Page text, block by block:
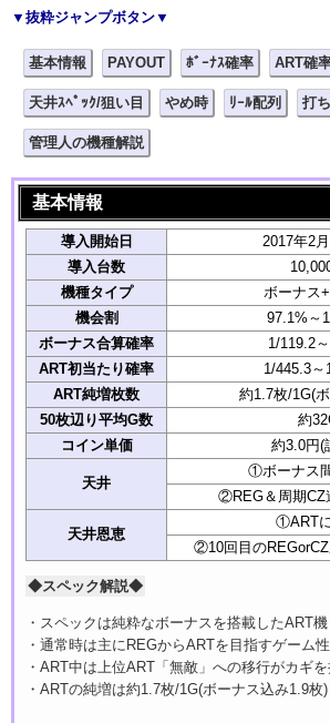
▼抜粋ジャンプボタン▼
基本情報 PAYOUT ﾎﾞｰﾅｽ確率 ART確
天井ｽﾍﾟｯｸ/狙い目 やめ時 ﾘｰﾙ配列 打
管理人の機種解説
基本情報
導入開始日
2017年2
導入台数
機種タイプ
ボーナス
機会割
97.1%～
ボーナス合算確率
1/119.2
ART初当たり確率
1/445.3～
ART純増枚数
約1.7枚/1G(
50枚辺り平均G数
約
コイン単価
約3.0円(
天井
①ボーナス
②REG＆周期CZ
天井恩恵
①ART
②10回目の
◆スペック解説◆
・スペックは純粋なボーナスを搭載したART機
・通常時は主にREGからARTを目指すゲーム性
・ART中は上位ART「無敵」への移行がカギ
・ARTの純増は約1.7枚/1G(ボーナス込み1.9枚)